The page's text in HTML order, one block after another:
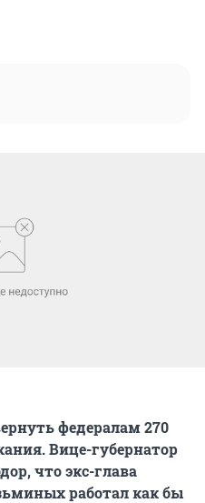
федералам 270
Вице-губернатор
что экс-глава
работал как бы